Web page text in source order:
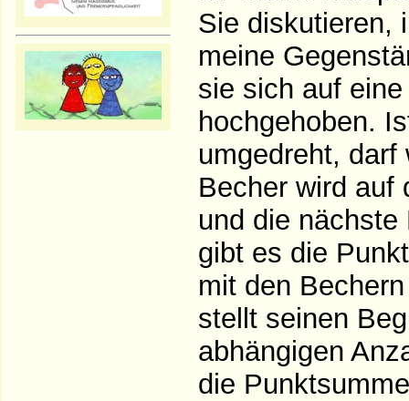
Sie diskutieren,
meine
sie sich auf
hochgehoben.
umgedreht, darf
Becher wird auf
und die
gibt es die
mit den
stellt seinen
abhängigen
die